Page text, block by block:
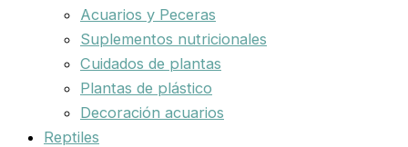
Acuarios y Peceras
Suplementos nutricionales
Cuidados de plantas
Plantas de plástico
Decoración acuarios
Reptiles